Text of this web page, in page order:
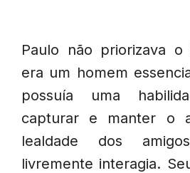
Paulo não priorizava o
era um homem
possuía uma
capturar e manter o
lealdade dos
livremente interagia.